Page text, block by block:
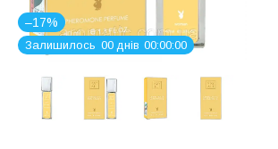
–17%
Залишилось 00 днів 00 00 00